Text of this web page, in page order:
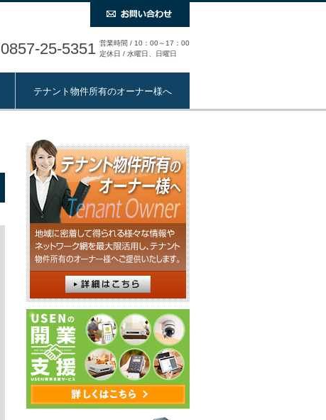
0857-25-5351 営業時間 / 10：00～17：00
定休日 / 水曜日、日曜日
テナント物件所有のオーナー様へ